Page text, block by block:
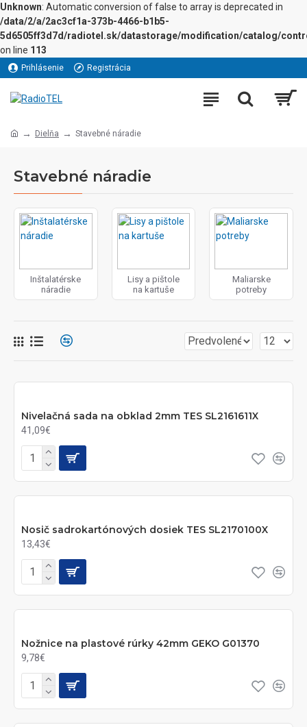
Unknown: Automatic conversion of false to array is deprecated in
/data/2/a/2ac3cf1a-373b-4466-b1b5-
5d6505ff3d7d/radiotel.sk/datastorage/modification/catalog/
on line 113
Prihlásenie Registrácia
Dielňa Stavebné náradie
Stavebné náradie
Inštalatérske
náradie
Lisy a pištole
na kartuše
Maliarske
potreby
Nivelačná sada na obklad 2mm TES SL2161611X
41,09€
Nosič sadrokartónových dosiek TES SL2170100X
13,43€
Nožnice na plastové rúrky 42mm GEKO G01370
9,78€